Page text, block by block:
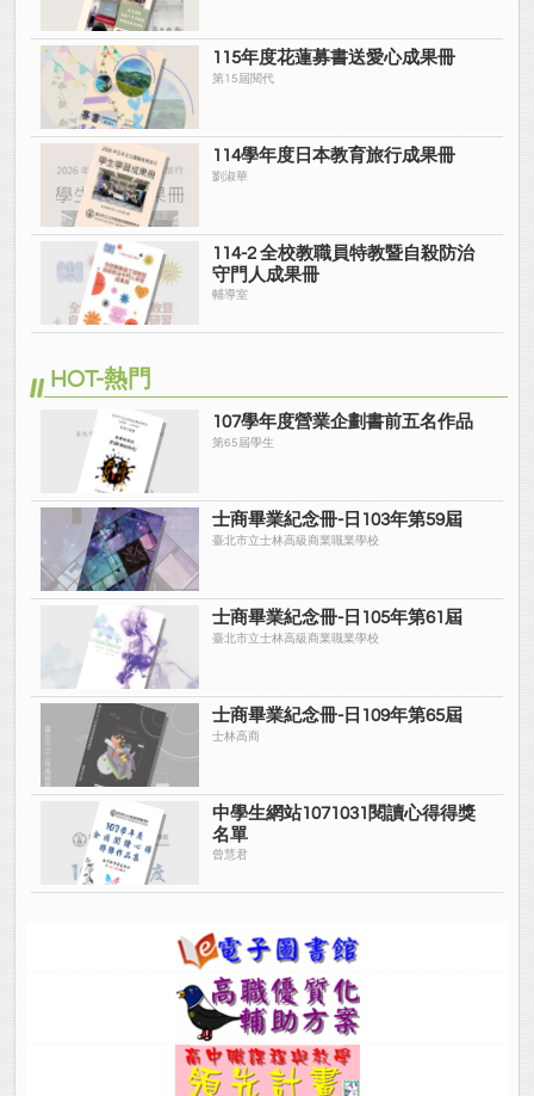
八、招生與就近入學 29
九、規劃提升或改善的具體作法 31
貳、學校發展目標 37
一、前言 37
二、未來環境預測 37
三、課程規劃 37
四、學校願景與目標 38
參、學校現況SWOTS分析 41
肆、規劃辦理子計畫 43
陸、子計畫內容與經費 48
子計畫1【編號：105-1】一起來敲「專」-專題製作能力精進培養
48
子計畫2【編號：105-2】教師專業成長-全面提升教師教育專業能
力 58
子計畫3【編號：105-3】學用合一大道-產學鏈結啟動計畫 69
子計畫4【編號：105-4】全人服務學習-學生社團及多元學習表現發
展計畫 76
子計畫5【編號：105-5】活化英語教學-培養學生良好語言溝通能
力 83
子計畫6【編號：105-6】摘下雙證照-一併考取【國貿業務】及【國
貿大會考】 91
子計畫7【編號：105-7】愛書悅讀閱樂-深耕閱讀成長計畫 103
子計畫8【編號：105-8】創設計-設計與藝術教與學專業能力精進培
柒、經費概算表 135
一、105學年度概算表 135
115年度花蓮募書送愛心成果冊
第15屆閱代
114學年度日本教育旅行成果冊
劉淑華
114-2 全校教職員特教暨自殺防治
守門人成果冊
輔導室
HOT-熱門
107學年度營業企劃書前五名作品
第65屆學生
士商畢業紀念冊-日103年第59屆
臺北市立士林高級商業職業學校
士商畢業紀念冊-日105年第61屆
臺北市立士林高級商業職業學校
士商畢業紀念冊-日109年第65屆
士林高商
中學生網站1071031閱讀心得得獎
名單
曾慧君